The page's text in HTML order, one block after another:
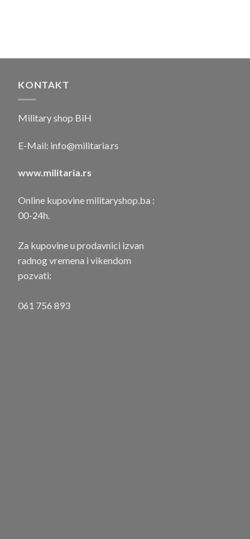
KONTAKT
Military shop BiH
E-Mail: info@militaria.rs
www.militaria.rs
Online kupovine militaryshop.ba :
00-24h.
Za kupovine u prodavnici izvan
radnog vremena i vikendom
pozvati:
061 756 893